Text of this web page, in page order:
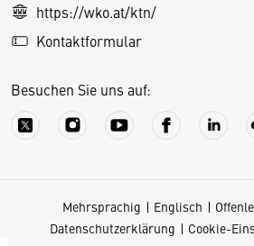
https://wko.at/ktn/
Kontaktformular
Besuchen Sie uns auf:
Mehrsprachig Englisch
Datenschutzerklärung
Cookie-
e
s
S
e